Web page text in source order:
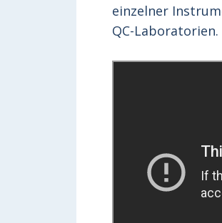
einzelner
QC-Laboratorien.